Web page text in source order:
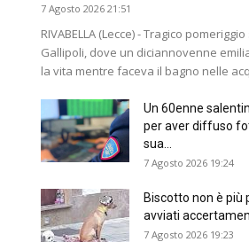
7 Agosto 2026 21:51
RIVABELLA (Lecce) - Tragico
Gallipoli, dove un diciannovenne
la vita mentre faceva il bagno nelle
Un 60enne
per aver diffuso
sua...
7 Agosto 2026 19:24
Biscotto non è più
avviati
7 Agosto 2026 19:23